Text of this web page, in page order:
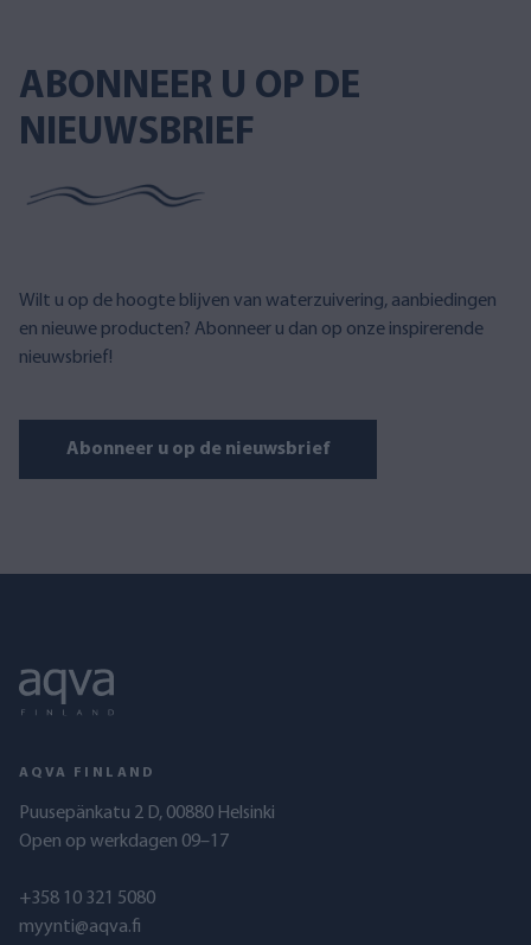
ABONNEER U OP DE
NIEUWSBRIEF
Wilt u op de hoogte blijven van waterzuivering, aanbiedingen
en nieuwe producten? Abonneer u dan op onze inspirerende
nieuwsbrief!
Abonneer u op de nieuwsbrief
AQVA FINLAND
Puusepänkatu 2 D, 00880 Helsinki
Open op werkdagen 09–17
+358 10 321 5080
myynti@aqva.fi